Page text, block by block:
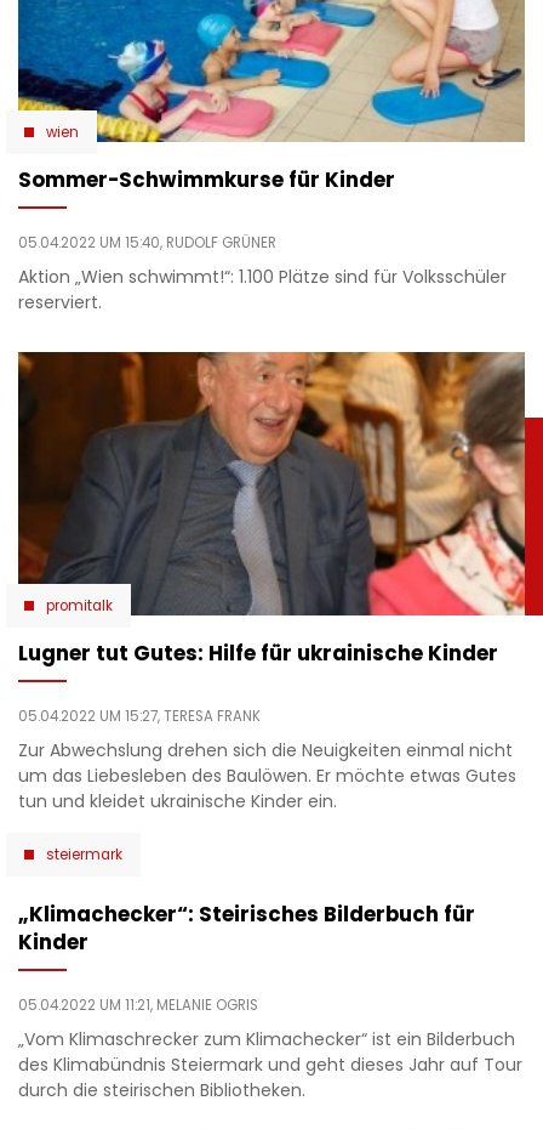
wien
Sommer-Schwimmkurse für Kinder
05.04.2022 UM 15:40, RUDOLF GRÜNER
Aktion „Wien schwimmt!“: 1.100 Plätze sind für Volksschüler
reserviert.
promitalk
Lugner tut Gutes: Hilfe für ukrainische Kinder
05.04.2022 UM 15:27,TERESA FRANK
Zur Abwechslung drehen sich die Neuigkeiten einmal nicht
um das Liebesleben des Baulöwen. Er möchte etwas Gutes
tun und kleidet ukrainische Kinder ein.
steiermark
„Klimachecker“: Steirisches Bilderbuch für
Kinder
05.04.2022 UM 11:21, MELANIE OGRIS
„Vom Klimaschrecker zum Klimachecker“ ist ein Bilderbuch
des Klimabündnis Steiermark und geht dieses Jahr auf Tour
durch die steirischen Bibliotheken.